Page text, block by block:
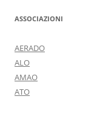
ASSOCIAZIONI
AERADO
ALO
AMAO
ATO